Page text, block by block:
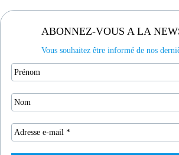
ABONNEZ-VOUS A LA
Vous souhaitez être informé de nos